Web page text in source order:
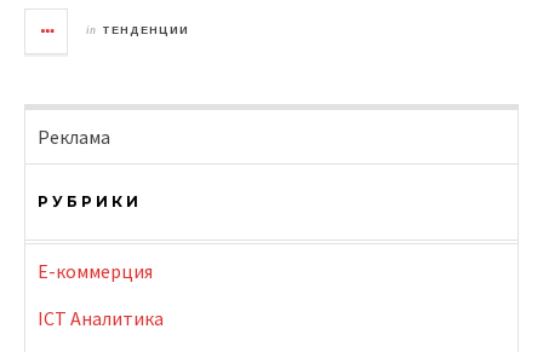
in ТЕНДЕНЦИИ
Реклама
РУБРИКИ
E-коммерция
ICT Аналитика